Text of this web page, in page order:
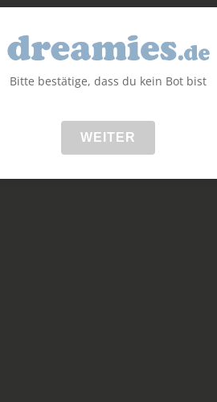
Bitte bestätige, dass du kein Bot bist
WEITER